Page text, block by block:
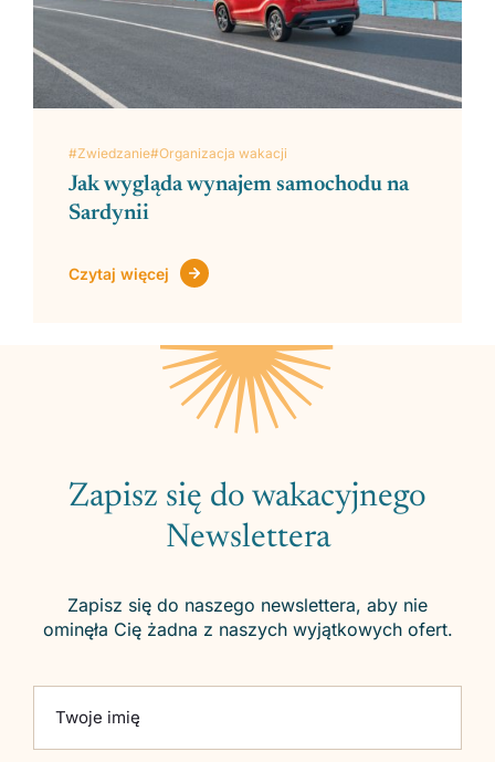
#Zwiedzanie#Organizacja wakacji
Jak wygląda wynajem samochodu na
Sardynii
Czytaj więcej
Zapisz się do wakacyjnego
Newslettera
Zapisz się do naszego newslettera, aby nie
ominęła Cię żadna z naszych wyjątkowych ofert.
Twoje imię